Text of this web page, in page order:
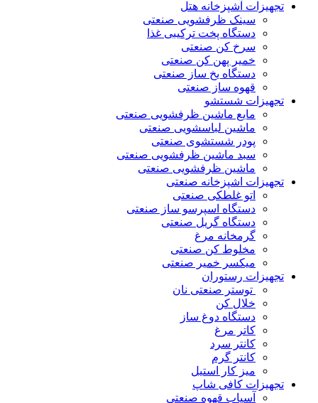
تجهیزات آشپزخانه هتل
سینک ظرفشویی صنعتی
دستگاه پخت ترکیبی غذا
سرخ کن صنعتی
خمیر پهن کن صنعتی
دستگاه یخ ساز صنعتی
قهوه ساز صنعتی
تجهیزات شستشو
مایع ماشین ظرفشویی صنعتی
ماشین لباسشویی صنعتی
پودر شستشوی صنعتی
سبد ماشین ظرفشویی صنعتی
ماشین ظرفشویی صنعتی
تجهیزات اشپزخانه صنعتی
اتو غلطکی صنعتی
دستگاه اسپرسو ساز صنعتی
دستگاه گریل صنعتی
گرمخانه مرغ
مخلوط کن صنعتی
میکسر خمیر صنعتی
تجهیزات رستوران
توستر صنعتی نان
خلال کن
دستگاه دوغ ساز
کاتر مرغ
کانتر سرد
کانتر گرم
میز کار استیل
تجهیزات کافی شاپ
آسیاب قهوه صنعتی